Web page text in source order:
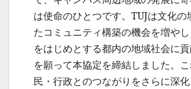
は使命のひとつです。TUJは文化の
たコミュニティ構築の機会を増や
をはじめとする都内の地域社会に
を願って本協定を締結しました。
民・行政とのつながりをさらに深